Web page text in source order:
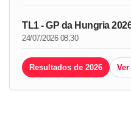
TL1 - GP da Hungria
24/07/2026 08:30
Resultados de 2026